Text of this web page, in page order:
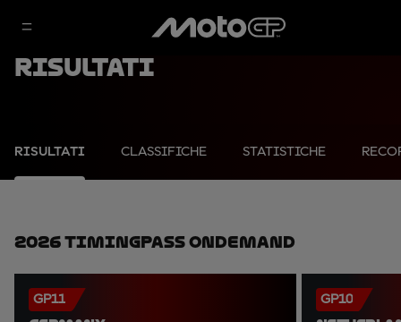
Risultati
RISULTATI CLASSIFICHE STATISTICHE
2026 TimingPass OnDemand
GP11 GP10